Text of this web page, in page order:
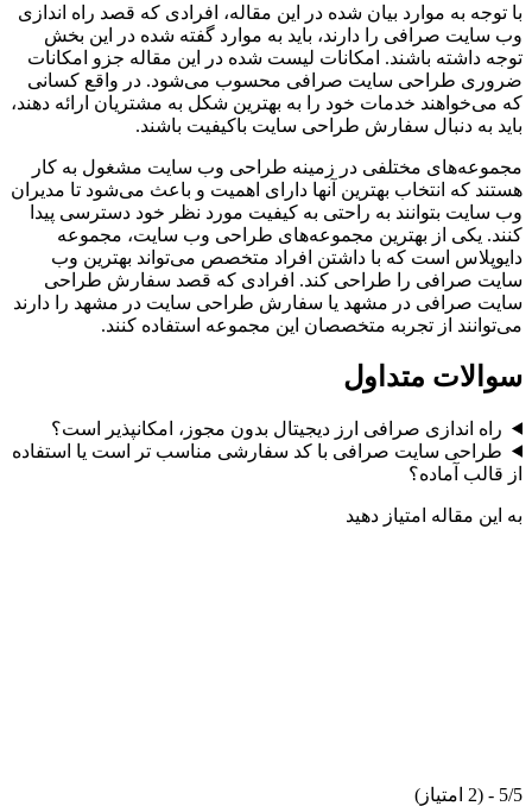
با توجه به موارد بیان شده در این مقاله، افرادی که قصد راه اندازی
وب سایت صرافی را دارند، باید به موارد گفته شده در این بخش
توجه داشته باشند. امکانات لیست شده در این مقاله جزو امکانات
ضروری طراحی سایت صرافی محسوب می‌شود. در واقع کسانی
که می‌خواهند خدمات خود را به بهترین شکل به مشتریان ارائه دهند،
باید به دنبال سفارش طراحی سایت باکیفیت باشند.
مجموعه‌های مختلفی در زمینه طراحی وب سایت مشغول به کار
هستند که انتخاب بهترین آنها دارای اهمیت و باعث می‌شود تا مدیران
وب سایت بتوانند به راحتی به کیفیت مورد نظر خود دسترسی پیدا
کنند. یکی از بهترین مجموعه‌های طراحی وب سایت، مجموعه
دایوپلاس است که با داشتن افراد متخصص می‌تواند بهترین وب
سایت صرافی را طراحی کند. افرادی که قصد سفارش طراحی
سایت صرافی در مشهد یا سفارش طراحی سایت در مشهد را دارند
می‌توانند از تجربه متخصصان این مجموعه استفاده کنند.
سوالات متداول
راه اندازی صرافی ارز دیجیتال بدون مجوز، امکانپذیر است؟
طراحی سایت صرافی با کد سفارشی مناسب تر است یا استفاده
از قالب آماده؟
به این مقاله امتیاز دهید
5/5 - (2 امتیاز)